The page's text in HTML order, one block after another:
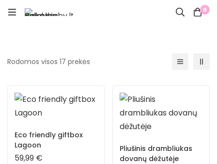
0
Rodomos visos 17 prekės
Eco friendly giftbox
Lagoon
59,99 €
Pliušinis drambliukas
dovanų dėžutėje